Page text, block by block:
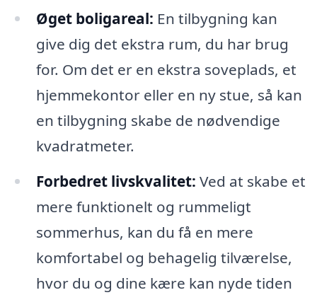
Øget boligareal: En tilbygning kan
give dig det ekstra rum, du har brug
for. Om det er en ekstra soveplads, et
hjemmekontor eller en ny stue, så kan
en tilbygning skabe de nødvendige
kvadratmeter.
Forbedret livskvalitet: Ved at skabe et
mere funktionelt og rummeligt
sommerhus, kan du få en mere
komfortabel og behagelig tilværelse,
hvor du og dine kære kan nyde tiden